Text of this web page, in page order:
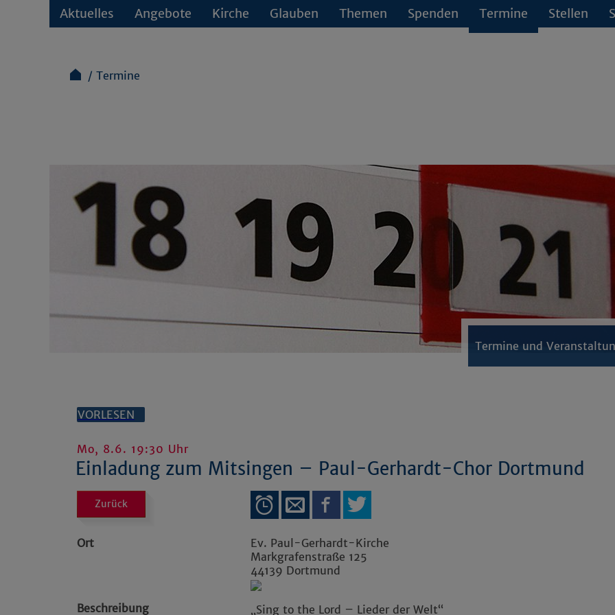
Aktuelles Angebote Kirche Glauben Themen Spenden Termine Stellen
Termine
Termine und
VORLESEN
Mo, 8.6. 19:30 Uhr
Einladung zum Mitsingen – Paul-Gerhardt-Chor Dortmund
Zurück
Ort
Ev. Paul-Gerhardt-Kirche
Markgrafenstraße 125
44139 Dortmund
Beschreibung „Sing to the Lord – Lieder der Welt“